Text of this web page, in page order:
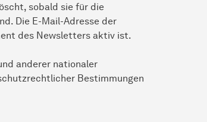
sobald sie für die
Die E-Mail-Adresse der
des Newsletters aktiv ist.
anderer nationaler
Bestimmungen